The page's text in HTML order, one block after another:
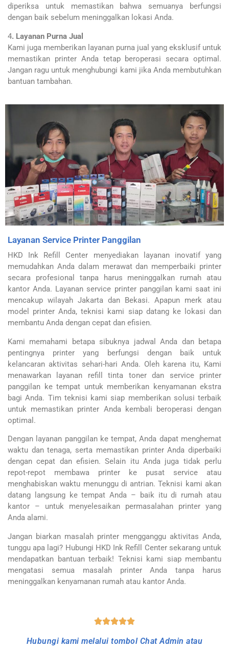
diperiksa untuk memastikan bahwa semuanya berfungsi
dengan baik sebelum meninggalkan lokasi Anda.
4. Layanan Purna Jual
Kami juga memberikan layanan purna jual yang eksklusif untuk
memastikan printer Anda tetap beroperasi secara optimal.
Jangan ragu untuk menghubungi kami jika Anda membutuhkan
bantuan tambahan.
Layanan Service Printer Panggilan
HKD Ink Refill Center menyediakan layanan inovatif yang
memudahkan Anda dalam merawat dan memperbaiki printer
secara profesional tanpa harus meninggalkan rumah atau
kantor Anda. Layanan service printer panggilan kami saat ini
mencakup wilayah Jakarta dan Bekasi. Apapun merk atau
model printer Anda, teknisi kami siap datang ke lokasi dan
membantu Anda dengan cepat dan efisien.
Kami memahami betapa sibuknya jadwal Anda dan betapa
pentingnya printer yang berfungsi dengan baik untuk
kelancaran aktivitas sehari-hari Anda. Oleh karena itu, Kami
menawarkan layanan refill tinta toner dan service printer
panggilan ke tempat untuk memberikan kenyamanan ekstra
bagi Anda. Tim teknisi kami siap memberikan solusi terbaik
untuk memastikan printer Anda kembali beroperasi dengan
optimal.
Dengan layanan panggilan ke tempat, Anda dapat menghemat
waktu dan tenaga, serta memastikan printer Anda diperbaiki
dengan cepat dan efisien. Selain itu Anda juga tidak perlu
repot-repot membawa printer ke pusat service atau
menghabiskan waktu menunggu di antrian. Teknisi kami akan
datang langsung ke tempat Anda – baik itu di rumah atau
kantor – untuk menyelesaikan permasalahan printer yang
Anda alami.
Jangan biarkan masalah printer mengganggu aktivitas Anda,
tunggu apa lagi? Hubungi HKD Ink Refill Center sekarang untuk
mendapatkan bantuan terbaik! Teknisi kami siap membantu
mengatasi semua masalah printer Anda tanpa harus
meninggalkan kenyamanan rumah atau kantor Anda.
Hubungi kami melalui tombol Chat Admin atau